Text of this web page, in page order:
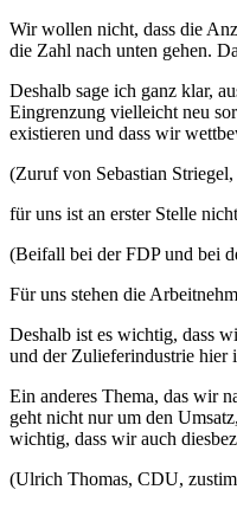
Wir wollen nicht, dass die
die Zahl nach unten gehen.
Deshalb sage ich ganz klar,
Eingrenzung vielleicht neu
existieren und dass wir
(Zuruf von Sebastian
für uns ist an erster Stelle
(Beifall bei der FDP und bei
Für uns stehen die
Deshalb ist es wichtig, dass
und der Zulieferindustrie hier
Ein anderes Thema, das wir
geht nicht nur um den
wichtig, dass wir auch
(Ulrich Thomas, CDU,